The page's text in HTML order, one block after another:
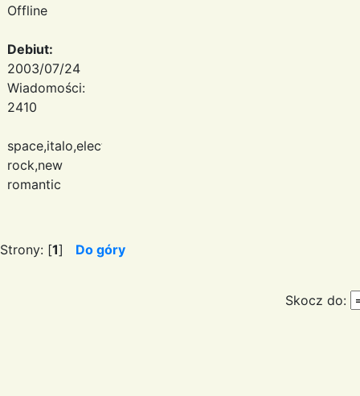
Offline
Debiut:
2003/07/24
Wiadomości:
2410
space,italo,electronic
rock,new
romantic
Strony: [1] Do góry
Skocz do: